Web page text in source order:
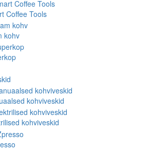
Coffee Tools
kohv
kohviveskid
kohviveskid